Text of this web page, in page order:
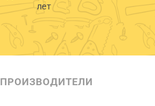
лет
ПРОИЗВОДИТЕЛИ